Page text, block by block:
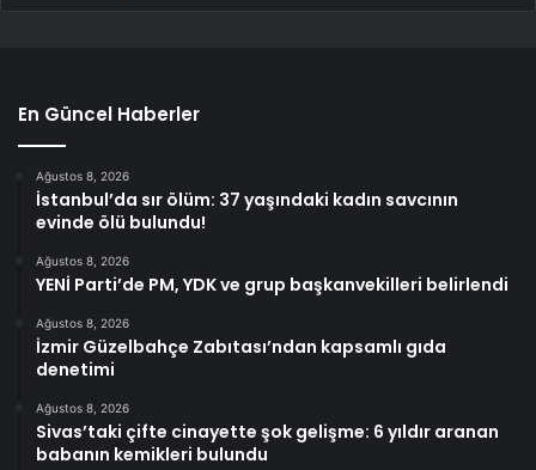
En Güncel Haberler
Ağustos 8, 2026
İstanbul’da sır ölüm: 37 yaşındaki kadın savcının
evinde ölü bulundu!
Ağustos 8, 2026
YENİ Parti’de PM, YDK ve grup başkanvekilleri belirlendi
Ağustos 8, 2026
İzmir Güzelbahçe Zabıtası’ndan kapsamlı gıda
denetimi
Ağustos 8, 2026
Sivas’taki çifte cinayette şok gelişme: 6 yıldır aranan
babanın kemikleri bulundu